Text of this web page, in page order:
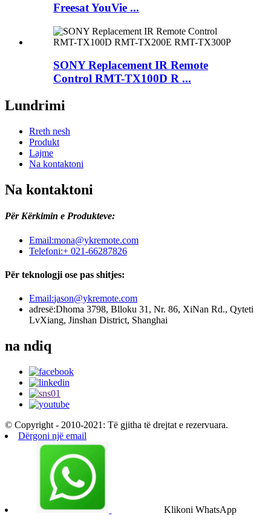
Freesat YouVie ...
SONY Replacement IR Remote
Control RMT-TX100D R ...
Lundrimi
Rreth nesh
Produkt
Lajme
Na kontaktoni
Na kontaktoni
Për Kërkimin e Produkteve:
Email:mona@ykremote.com
Telefoni:+ 021-66287826
Për teknologji ose pas shitjes:
Email:jason@ykremote.com
adresë:Dhoma 3798, Blloku 31, Nr. 86, XiNan Rd., Qyteti
LvXiang, Jinshan District, Shanghai
na ndiq
© Copyright - 2010-2021: Të gjitha të drejtat e rezervuara.
Dërgoni një email
Klikoni WhatsApp